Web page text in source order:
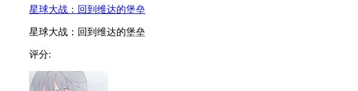
星球大战：回到维达的堡垒
星球大战：回到维达的堡垒
评分: